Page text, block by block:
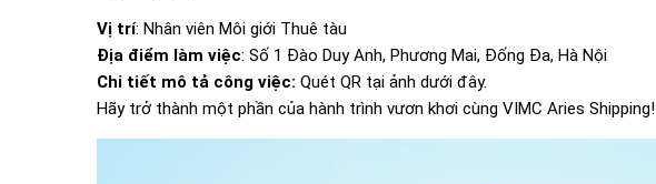
Vị trí: Nhân viên Môi giới Thuê tàu
Địa điểm làm việc: Số 1 Đào Duy Anh, Phương Mai, Đống Đa, Hà Nội
Chi tiết mô tả công việc: Quét QR tại ảnh dưới đây.
Hãy trở thành một phần của hành trình vươn khơi cùng VIMC Aries Shipping!